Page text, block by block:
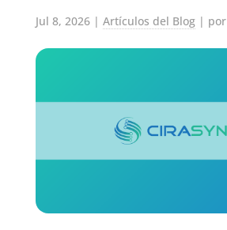
Jul 8, 2026| Artículos del Blog| por